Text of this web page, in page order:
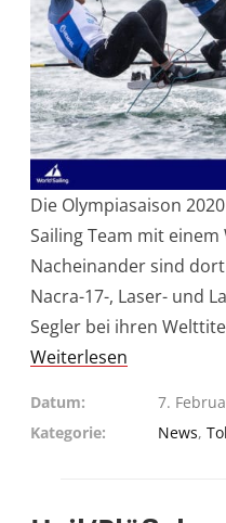
Die Olympiasaison
Sailing Team mit
Nacheinander sind
Nacra-17-, Laser- und
Segler bei ihren
Weiterlesen
Datum
7.
Kategorie
News,